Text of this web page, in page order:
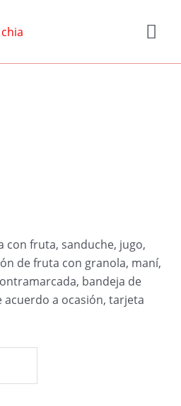
con fruta, sanduche, jugo,
de fruta con granola, maní,
bandeja de
a ocasión, tarjeta